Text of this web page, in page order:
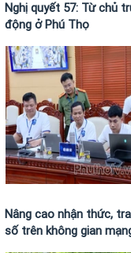
Nghị quyết 57: Từ chủ
động ở Phú Thọ
Nâng cao nhận thức,
số trên không gian